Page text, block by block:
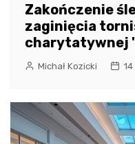
Zakończenie
zaginięcia
charytatywnej
Michał Kozicki